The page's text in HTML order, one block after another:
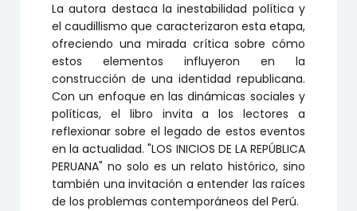
La autora destaca la inestabilidad política y
el caudillismo que caracterizaron esta etapa,
ofreciendo una mirada crítica sobre cómo
estos elementos influyeron en la
construcción de una identidad republicana.
Con un enfoque en las dinámicas sociales y
políticas, el libro invita a los lectores a
reflexionar sobre el legado de estos eventos
en la actualidad. "LOS INICIOS DE LA REPÚBLICA
PERUANA" no solo es un relato histórico, sino
también una invitación a entender las raíces
de los problemas contemporáneos del Perú.